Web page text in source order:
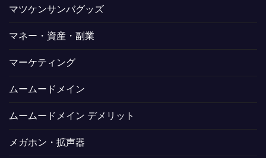
マツケンサンバグッズ
マネー・資産・副業
マーケティング
ムームードメイン
ムームードメイン デメリット
メガホン・拡声器